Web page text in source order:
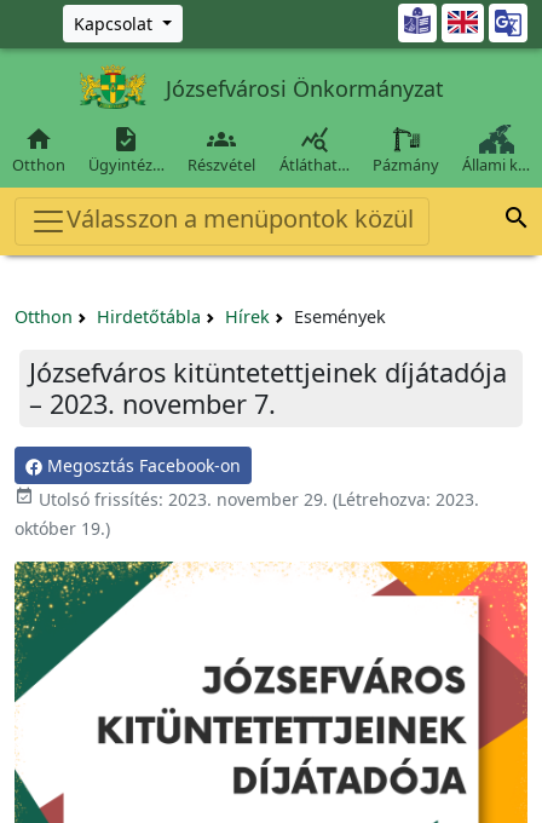
Ugrás a fő tartalomra
Kapcsolat 
Józsefvárosi Önkormányzat

Otthon

Ügyintéz…

Részvétel

Átláthat… Pázmány Állami k…
Válasszon a menüpontok közül 
Otthon Hirdetőtábla Hírek Események
Józsefváros kitüntetettjeinek díjátadója
– 2023. november 7.
Megosztás Facebook-on
 Utolsó frissítés: 2023. november 29. (Létrehozva: 2023.
október 19.)